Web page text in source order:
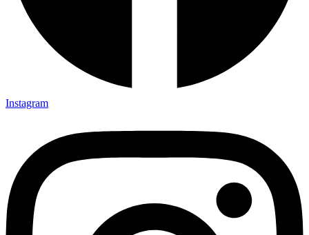
Instagram